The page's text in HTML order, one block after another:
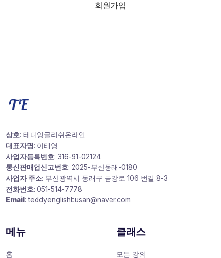
회원가입
상호: 테디잉글리쉬온라인
대표자명: 이태영
사업자등록번호: 316-91-02124
통신판매업신고번호: 2025-부산동래-0180
사업자 주소: 부산광역시 동래구 금강로 106 번길 8-3
전화번호: 051-514-7778
Email: teddyenglishbusan@naver.com
메뉴
홈
클래스
모든 강의